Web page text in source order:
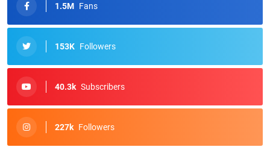
1.5M Fans
153K Followers
40.3k Subscribers
227k Followers